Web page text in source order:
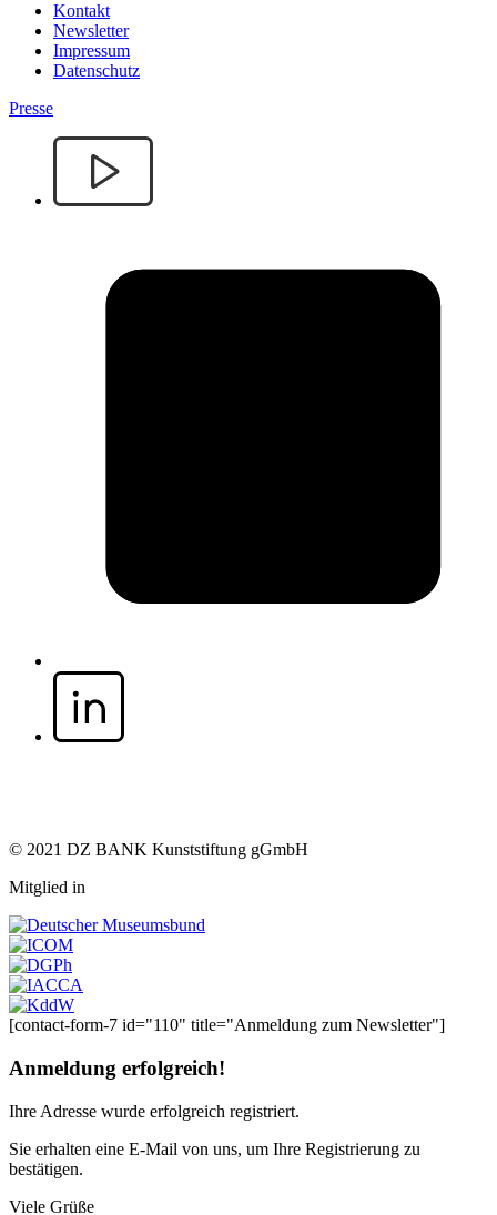
Kontakt
Newsletter
Impressum
Datenschutz
Presse
© 2021 DZ BANK Kunststiftung gGmbH
Mitglied in
[contact-form-7 id="110" title="Anmeldung zum Newsletter"]
Anmeldung erfolgreich!
Ihre Adresse wurde erfolgreich registriert.
Sie erhalten eine E-Mail von uns, um Ihre Registrierung zu
bestätigen.
Viele Grüße